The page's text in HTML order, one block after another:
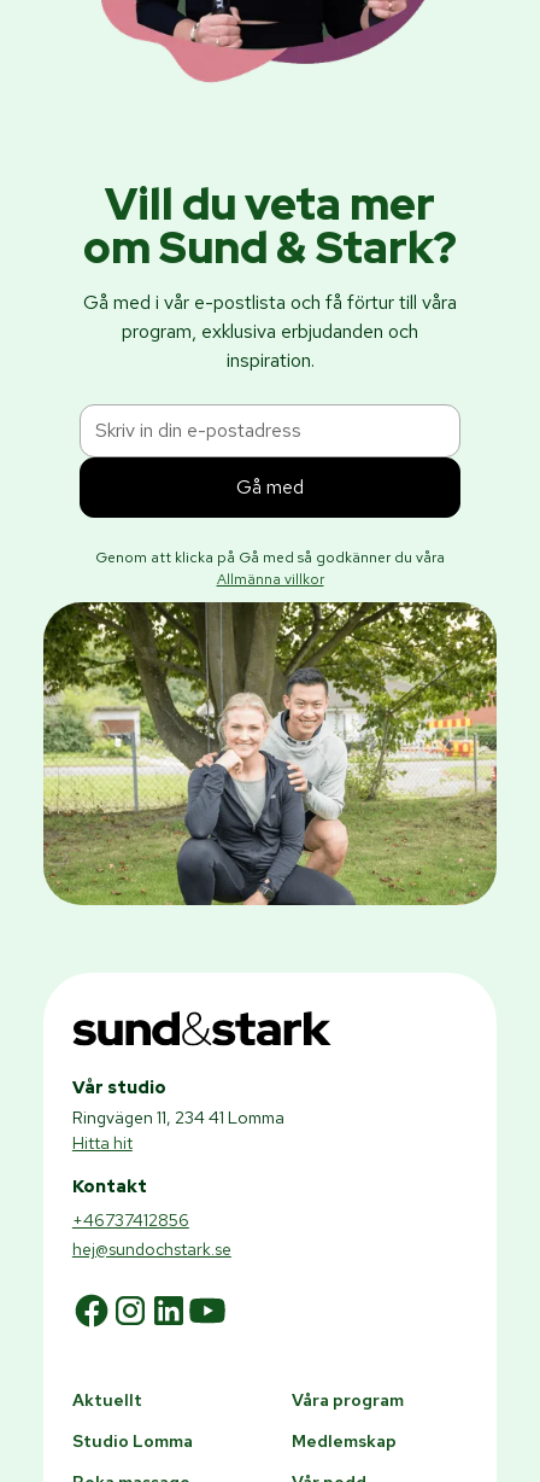
Vill du veta mer
om Sund & Stark?
Gå med i vår e-postlista och få förtur till våra
program, exklusiva erbjudanden och
inspiration.
Genom att klicka på Gå med så godkänner du våra
Allmänna villkor
Vår studio
Ringvägen 11, 234 41 Lomma
Hitta hit
Kontakt
+46737412856
hej@sundochstark.se
Aktuellt
Våra program
Studio Lomma
Medlemskap